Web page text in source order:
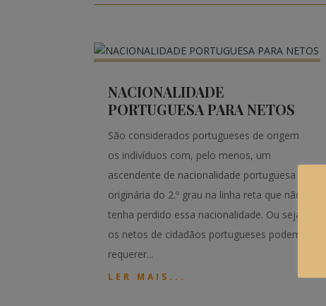
NACIONALIDADE
PORTUGUESA PARA NETOS
São considerados portugueses de origem
os indivíduos com, pelo menos, um
ascendente de nacionalidade portuguesa
originária do 2.º grau na linha reta que não
tenha perdido essa nacionalidade. Ou seja,
os netos de cidadãos portugueses podem
requerer...
LER MAIS...